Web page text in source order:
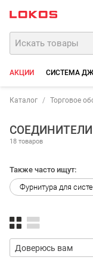
АКЦИИ СИСТЕМА
Каталог Торговое
18 товаров
Также часто ищут:
Фурнитура для